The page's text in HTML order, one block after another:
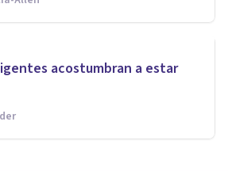
acostumbran a estar